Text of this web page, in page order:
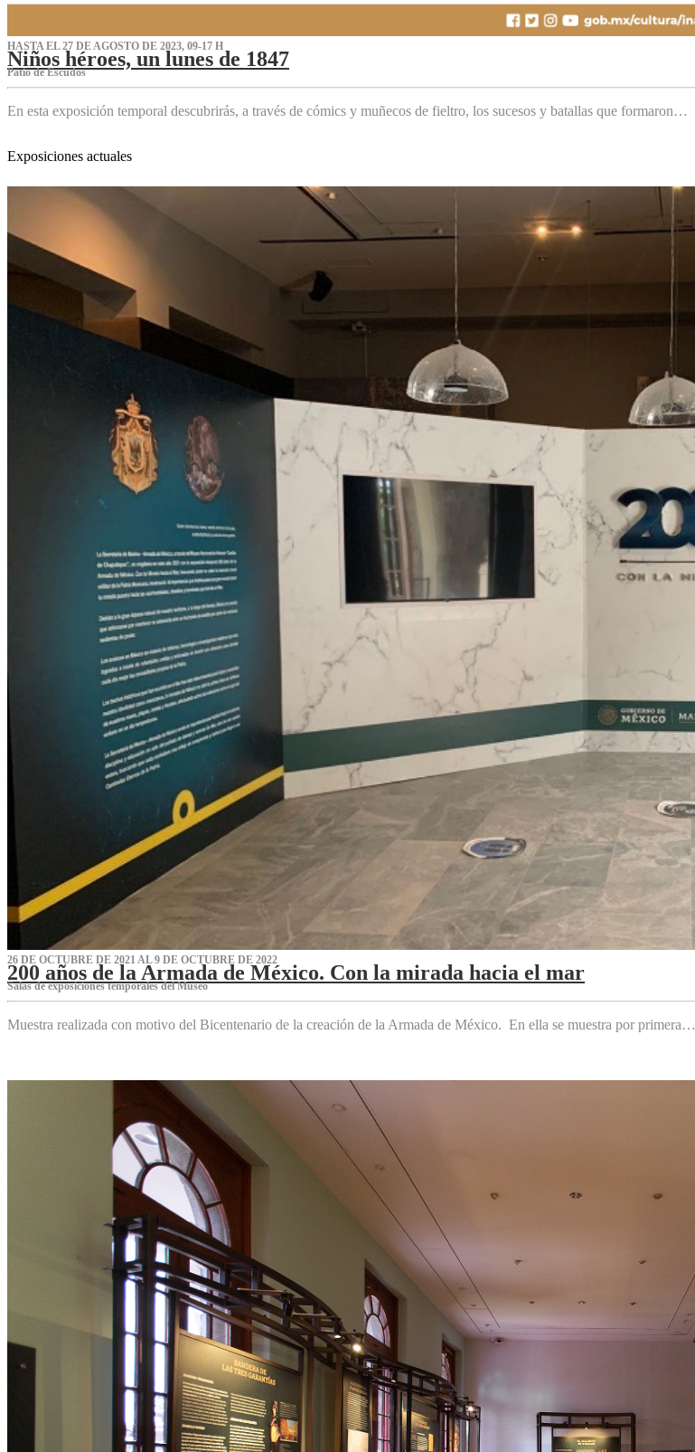
HASTA EL 27 DE AGOSTO DE 2023, 09-17 H
Niños héroes, un lunes de 1847
Patio de Escudos
En esta exposición temporal descubrirás, a través de cómics y muñecos de fieltro, los sucesos y batallas que formaron…
Exposiciones actuales
26 DE OCTUBRE DE 2021 AL 9 DE OCTUBRE DE 2022
200 años de la Armada de México. Con la mirada hacia el mar
Salas de exposiciones temporales del Museo‌
Muestra realizada con motivo del Bicentenario de la creación de la Armada de México. En ella se muestra por primera…